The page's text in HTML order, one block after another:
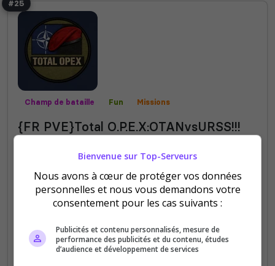
#25
Champ de bataille Fun Missions
{FR PVE}Total O.P.E.X:OTANvsURSS!!!
intenses, stratégie d’équipe, cartes immersives 🗺️,
IA améliorer 🎯 et progression équilibrée 📈.
Rejoins le front et impose ta...
votes clics
(0)
Bienvenue sur Top-Serveurs
Nous avons à cœur de protéger vos données
personnelles et nous vous demandons votre
consentement pour les cas suivants :
Publicités et contenu personnalisés, mesure de
performance des publicités et du contenu, études
d’audience et développement de services